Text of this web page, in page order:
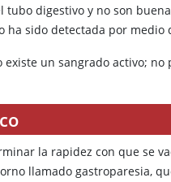
tubo digestivo y no son
sido detectada por medio
un sangrado activo;
la rapidez con que se
llamado gastroparesia,